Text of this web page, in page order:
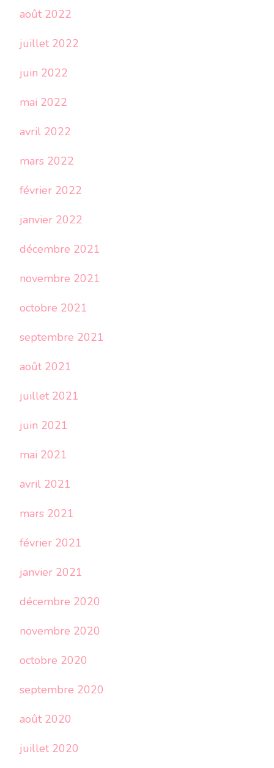
août 2022
juillet 2022
juin 2022
mai 2022
avril 2022
mars 2022
février 2022
janvier 2022
décembre 2021
novembre 2021
octobre 2021
septembre 2021
août 2021
juillet 2021
juin 2021
mai 2021
avril 2021
mars 2021
février 2021
janvier 2021
décembre 2020
novembre 2020
octobre 2020
septembre 2020
août 2020
juillet 2020